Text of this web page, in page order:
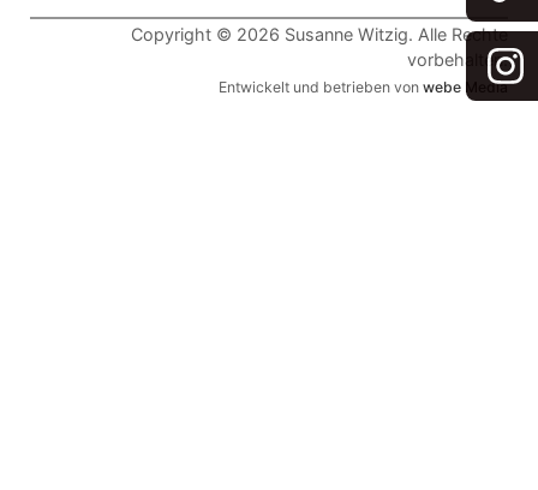
Copyright © 2026 Susanne Witzig. Alle Rechte
vorbehalten.
Entwickelt und betrieben von webe Media